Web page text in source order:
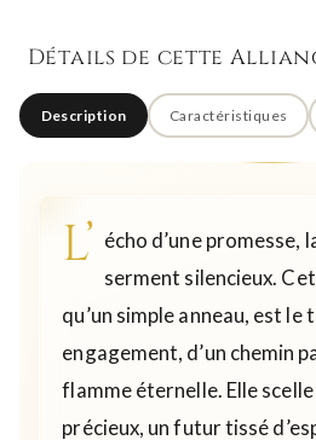
Détails de cette
Description Caractéristiques
L’ écho d’une promesse,
serment silencieux.
qu’un simple anneau, est le
engagement, d’un chemin
flamme éternelle. Elle
précieux, un futur tissé